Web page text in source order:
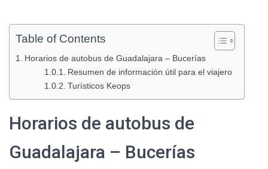
Table of Contents
Horarios de autobus de Guadalajara – Bucerías
Resumen de información útil para el viajero
Turísticos Keops
Horarios de autobus de
Guadalajara – Bucerías